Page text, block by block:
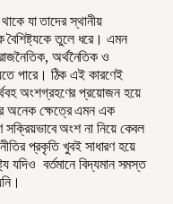
যা তাদের স্থানীয়
তুলে ধরে। এমন
অর্থনৈতিক ও
পারে। ঠিক এই কারণেই
অংশগ্রহণের প্রয়োজন হয়ে
অনেক ক্ষেত্রে এমন এক
সক্রিয়ভাবে অংশ না নিয়ে কেবল
প্রকৃতি খুবই সাধারণ হয়ে
যদিও বর্তমানে বিদ্যমান সমস্ত